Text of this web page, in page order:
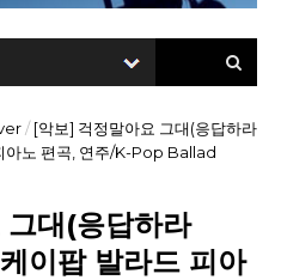
/ [악보] 걱정말아요 그대(응답하라
아노 편곡, 연주/K-Pop Ballad
대(응답하라
이팝 발라드 피아